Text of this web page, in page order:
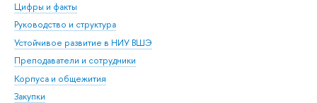
Цифры и факты
Руководство и структура
Устойчивое развитие в НИУ ВШЭ
Преподаватели и сотрудники
Корпуса и общежития
Закупки